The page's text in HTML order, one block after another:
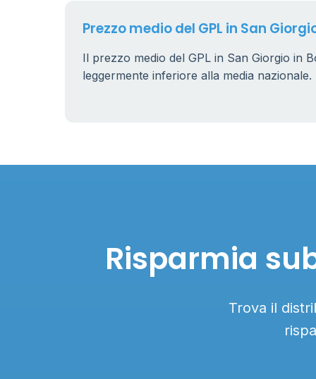
Prezzo medio del GPL in San
Il prezzo medio del GPL in San Giorgio in
leggermente inferiore alla media nazionale.
Risparmia
Trova il